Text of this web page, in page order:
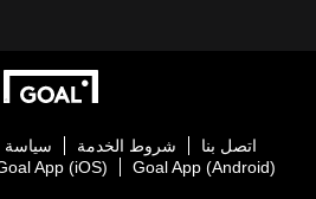
اتصل بنا شروط الخدمة سياسة
Goal App (Android)
App (iOS)